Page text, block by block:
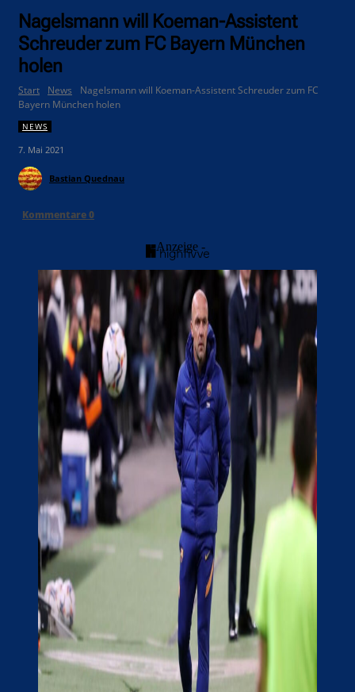
Nagelsmann will Koeman-Assistent
Schreuder zum FC Bayern München
holen
Start News
Nagelsmann will Koeman-Assistent Schreuder zum FC
Bayern München holen
NEWS
7. Mai 2021
Bastian Quednau
Kommentare0
- Anzeige -